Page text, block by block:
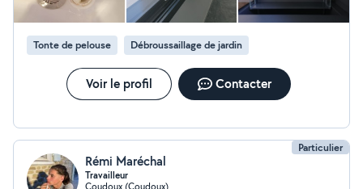
Tonte de pelouse Débroussaillage de jardin
Voir le profil Contacter
Particulier
Rémi Maréchal
Travailleur
Coudoux (Coudoux)